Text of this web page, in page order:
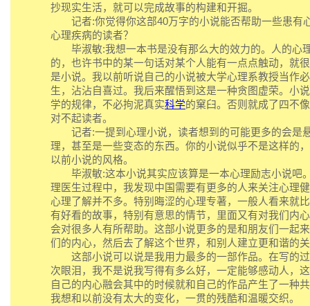
抄现实生活，就可以完成故事的构建和开掘。
记者:你觉得你这部40万字的小说能否帮助一些患有
心理疾病的读者？
毕淑敏:我想一本书是没有那么大的效力的。人的心
的，也许书中的某一句话对某个人能有一点点触动，就
是小说。我以前听说自己的小说被大学心理系教授当作
生，沾沾自喜过。我后来醒悟到这是一种贪图虚荣。小
学的规律，不必拘泥真实科学的窠臼。否则就成了四不
对不起读者。
记者:一提到心理小说，读者想到的可能更多的会是
理，甚至是一些变态的东西。你的小说似乎不是这样的
以前小说的风格。
毕淑敏:这本小说其实应该算是一本心理励志小说吧
理医生过程中，我发现中国需要有更多的人来关注心理
心理了解并不多。特别晦涩的心理专著，一般人看来就
有好看的故事，特别有意思的情节，里面又有对我们内
会对很多人有所帮助。这部小说更多的是和朋友们一起
们的内心，然后去了解这个世界，和别人建立更和谐的
这部小说可以说是我用力最多的一部作品。在写的过
次眼泪，我不是说我写得有多么好，一定能够感动人，
自己的内心融会其中的时候就和自己的作品产生了一种
我想和以前没有太大的变化，一贯的残酷和温暖交织。